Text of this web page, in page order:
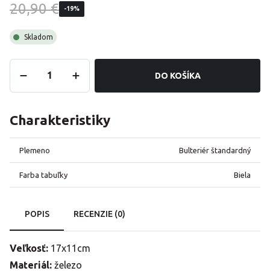
20,90 € -19%
Skladom
DO KOŠÍKA
Charakteristiky
Plemeno Bulteriér štandardný
Farba tabuľky Biela
POPIS RECENZIE (0)
Veľkosť: 17x11cm
Materiál: železo